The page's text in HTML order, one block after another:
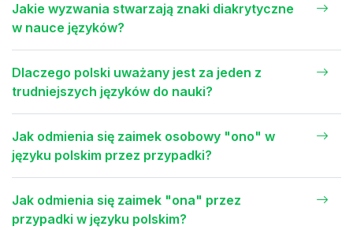
Jakie wyzwania stwarzają znaki diakrytyczne
w nauce języków?
Dlaczego polski uważany jest za jeden z
trudniejszych języków do nauki?
Jak odmienia się zaimek osobowy "ono" w
języku polskim przez przypadki?
Jak odmienia się zaimek "ona" przez
przypadki w języku polskim?